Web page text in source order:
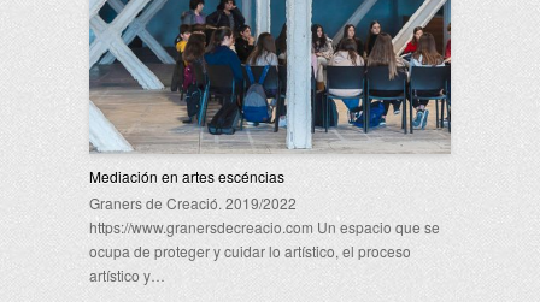
Mediación en artes escéncias
Graners de Creació. 2019/2022
https://www.granersdecreacio.com Un espacio que se
ocupa de proteger y cuidar lo artístico, el proceso
artístico y…